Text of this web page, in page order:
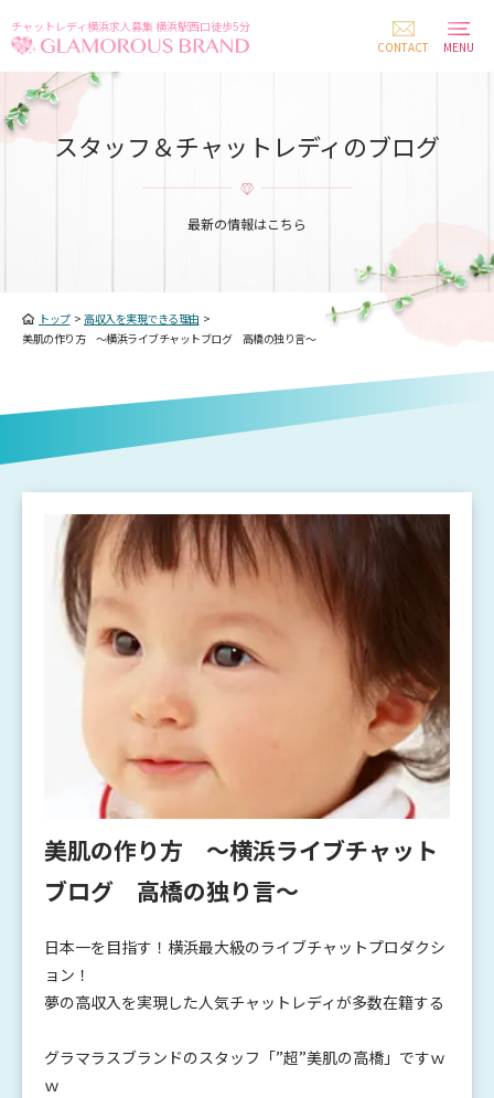
チャットレディ横浜求人募集 横浜駅西口徒歩5分
CONTACT
MENU
スタッフ＆チャットレディのブログ
最新の情報はこちら
トップ> 高収入を実現できる理由 >
美肌の作り方 ～横浜ライブチャットブログ 高橋の独り言～
美肌の作り方 ～横浜ライブチャット
ブログ 高橋の独り言～
日本一を目指す！横浜最大級のライブチャットプロダクシ
ョン！
夢の高収入を実現した人気チャットレディが多数在籍する
グラマラスブランドのスタッフ「”超”美肌の高橋」ですｗ
ｗ